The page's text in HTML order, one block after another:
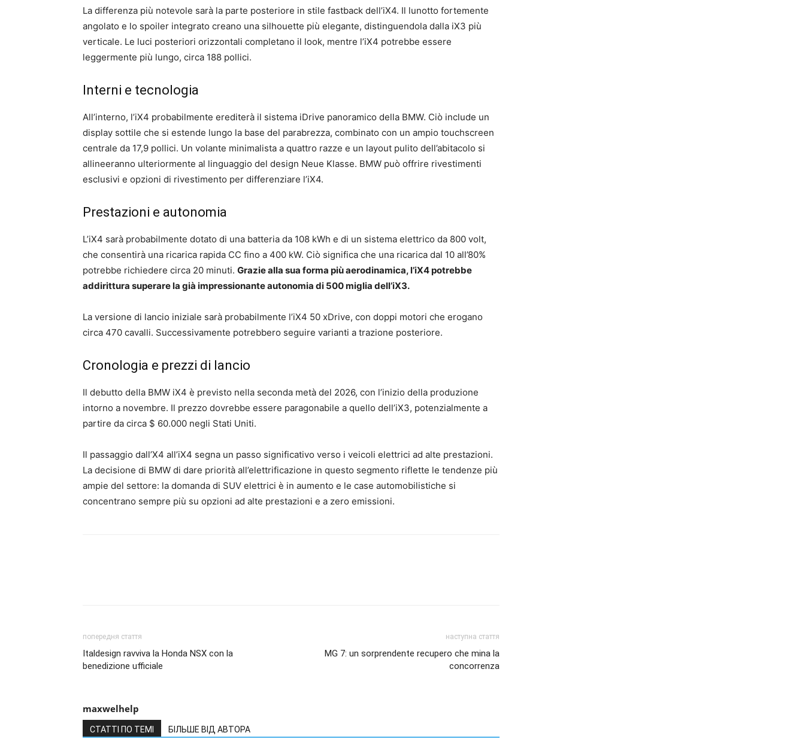
La differenza più notevole sarà la parte posteriore in stile fastback dell’iX4. Il lunotto fortemente
angolato e lo spoiler integrato creano una silhouette più elegante, distinguendola dalla iX3 più
verticale. Le luci posteriori orizzontali completano il look, mentre l’iX4 potrebbe essere
leggermente più lungo, circa 188 pollici.
Interni e tecnologia
All’interno, l’iX4 probabilmente erediterà il sistema iDrive panoramico della BMW. Ciò include un
display sottile che si estende lungo la base del parabrezza, combinato con un ampio touchscreen
centrale da 17,9 pollici. Un volante minimalista a quattro razze e un layout pulito dell’abitacolo si
allineeranno ulteriormente al linguaggio del design Neue Klasse. BMW può offrire rivestimenti
esclusivi e opzioni di rivestimento per differenziare l’iX4.
Prestazioni e autonomia
L’iX4 sarà probabilmente dotato di una batteria da 108 kWh e di un sistema elettrico da 800 volt,
che consentirà una ricarica rapida CC fino a 400 kW. Ciò significa che una ricarica dal 10 all’80%
potrebbe richiedere circa 20 minuti. Grazie alla sua forma più aerodinamica, l’iX4 potrebbe
addirittura superare la già impressionante autonomia di 500 miglia dell’iX3.
La versione di lancio iniziale sarà probabilmente l’iX4 50 xDrive, con doppi motori che erogano
circa 470 cavalli. Successivamente potrebbero seguire varianti a trazione posteriore.
Cronologia e prezzi di lancio
Il debutto della BMW iX4 è previsto nella seconda metà del 2026, con l’inizio della produzione
intorno a novembre. Il prezzo dovrebbe essere paragonabile a quello dell’iX3, potenzialmente a
partire da circa $ 60.000 negli Stati Uniti.
Il passaggio dall’X4 all’iX4 segna un passo significativo verso i veicoli elettrici ad alte prestazioni.
La decisione di BMW di dare priorità all’elettrificazione in questo segmento riflette le tendenze più
ampie del settore: la domanda di SUV elettrici è in aumento e le case automobilistiche si
concentrano sempre più su opzioni ad alte prestazioni e a zero emissioni.
попередня стаття
Italdesign ravviva la Honda NSX con la
benedizione ufficiale
наступна стаття
MG 7: un sorprendente recupero che mina la
concorrenza
maxwelhelp
СТАТТІ ПО ТЕМІ БІЛЬШЕ ВІД АВТОРА